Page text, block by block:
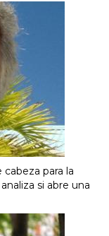
para la
si abre una